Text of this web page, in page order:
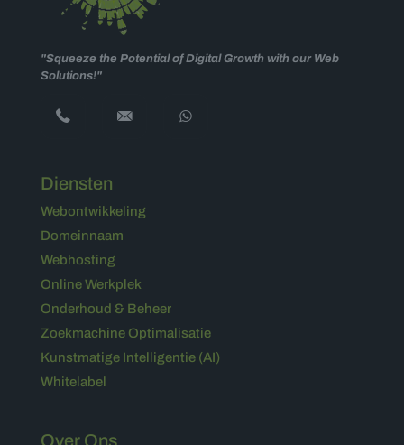
"Squeeze the Potential of Digital Growth with our Web
Solutions!"
Diensten
Webontwikkeling
Domeinnaam
Webhosting
Online Werkplek
Onderhoud & Beheer
Zoekmachine Optimalisatie
Kunstmatige Intelligentie (AI)
Whitelabel
Over Ons